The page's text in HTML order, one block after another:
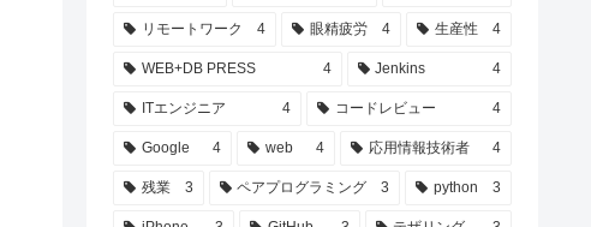
リモートワーク 4 眼精疲労 4 生産性 4
WEB+DB PRESS 4 Jenkins 4
ITエンジニア 4 コードレビュー 4
Google 4 web 4 応用情報技術者 4
残業 3 ペアプログラミング 3 python 3